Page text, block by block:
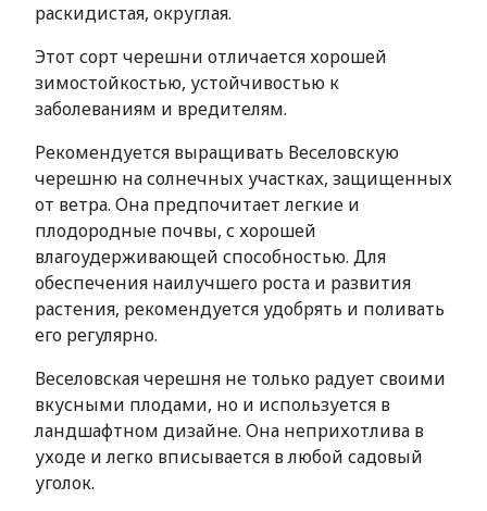
раскидистая, округлая.
Этот сорт черешни отличается хорошей
зимостойкостью, устойчивостью к
заболеваниям и вредителям.
Рекомендуется выращивать Веселовскую
черешню на солнечных участках, защищенных
от ветра. Она предпочитает легкие и
плодородные почвы, с хорошей
влагоудерживающей способностью. Для
обеспечения наилучшего роста и развития
растения, рекомендуется удобрять и поливать
его регулярно.
Веселовская черешня не только радует своими
вкусными плодами, но и используется в
ландшафтном дизайне. Она неприхотлива в
уходе и легко вписывается в любой садовый
уголок.